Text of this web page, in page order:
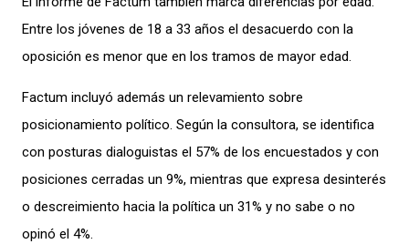
Entre los jóvenes de 18 a 33 años el desacuerdo con la
oposición es menor que en los tramos de mayor edad.
Factum incluyó además un relevamiento sobre
posicionamiento político. Según la consultora, se identifica
con posturas dialoguistas el 57% de los encuestados y con
posiciones cerradas un 9%, mientras que expresa desinterés
o descreimiento hacia la política un 31% y no sabe o no
opinó el 4%.